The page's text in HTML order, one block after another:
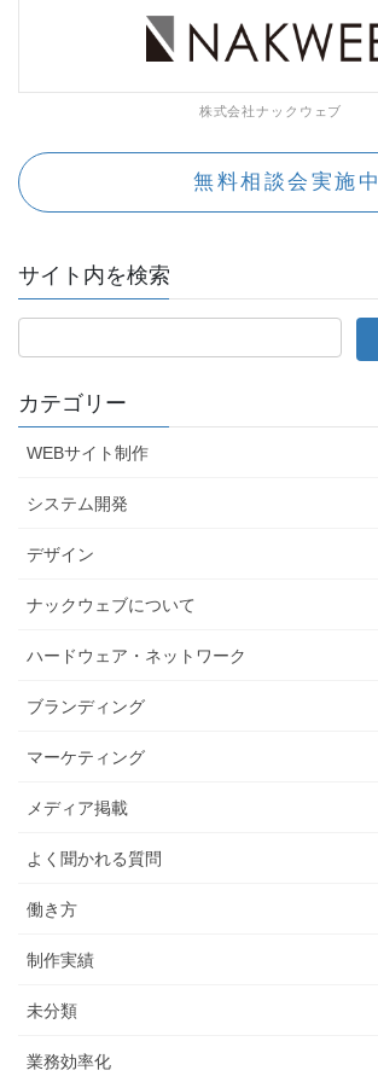
株式会社ナックウェブ
無料相談会実施中
サイト内を検索
カテゴリー
WEBサイト制作
システム開発
デザイン
ナックウェブについて
ハードウェア・ネットワーク
ブランディング
マーケティング
メディア掲載
よく聞かれる質問
働き方
制作実績
未分類
業務効率化